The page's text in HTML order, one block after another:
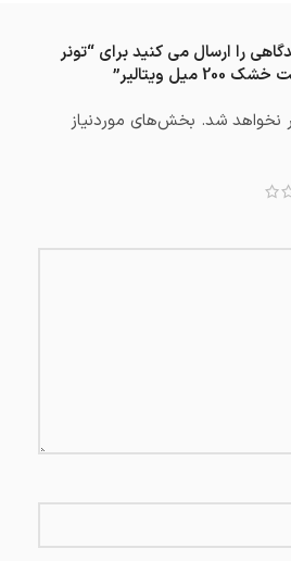
را ارسال می کنید برای “تونر
ویتالیر”
نخواهد شد. بخش‌های موردنیاز